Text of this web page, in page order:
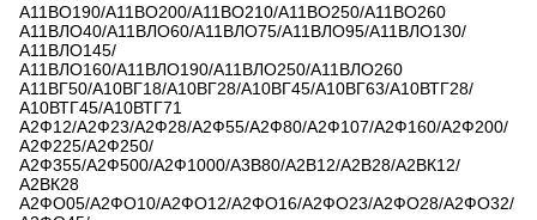
А11ВО190/А11ВО200/А11ВО210/А11ВО250/А11ВО260
А11ВЛО40/А11ВЛО60/А11ВЛО75/А11ВЛО95/А11ВЛО130/
А11ВЛО145/
А11ВЛО160/А11ВЛО190/А11ВЛО250/А11ВЛО260
А11ВГ50/А10ВГ18/А10ВГ28/А10ВГ45/А10ВГ63/А10ВТГ28/
А10ВТГ45/А10ВТГ71
А2Ф12/А2Ф23/А2Ф28/А2Ф55/А2Ф80/А2Ф107/А2Ф160/А2Ф200/
А2Ф225/А2Ф250/
А2Ф355/А2Ф500/А2Ф1000/А3В80/А2В12/А2В28/А2ВК12/
А2ВК28
А2ФО05/А2ФО10/А2ФО12/А2ФО16/А2ФО23/А2ФО28/А2ФО32/